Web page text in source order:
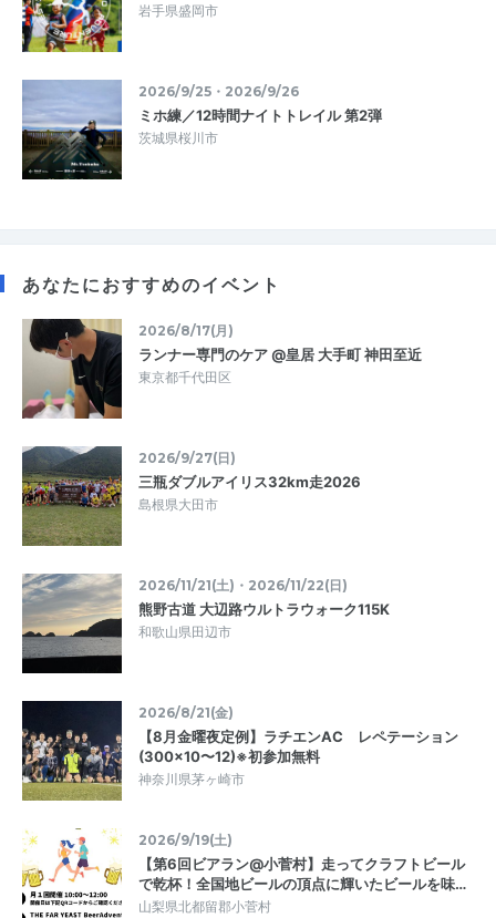
岩手県盛岡市
2026/9/25・2026/9/26
ミホ練／12時間ナイトトレイル 第2弾
茨城県桜川市
あなたにおすすめのイベント
2026/8/17(月)
ランナー専門のケア @皇居 大手町 神田至近
東京都千代田区
2026/9/27(日)
三瓶ダブルアイリス32km走2026
島根県大田市
2026/11/21(土)・2026/11/22(日)
熊野古道 大辺路ウルトラウォーク115K
和歌山県田辺市
2026/8/21(金)
【8月金曜夜定例】ラチエンAC レペテーション
(300×10〜12)※初参加無料
神奈川県茅ヶ崎市
2026/9/19(土)
【第6回ビアラン@小菅村】走ってクラフトビール
で乾杯！全国地ビールの頂点に輝いたビールを味…
山梨県北都留郡小菅村